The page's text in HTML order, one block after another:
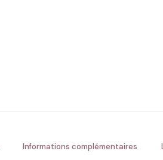
Informations complémentaires